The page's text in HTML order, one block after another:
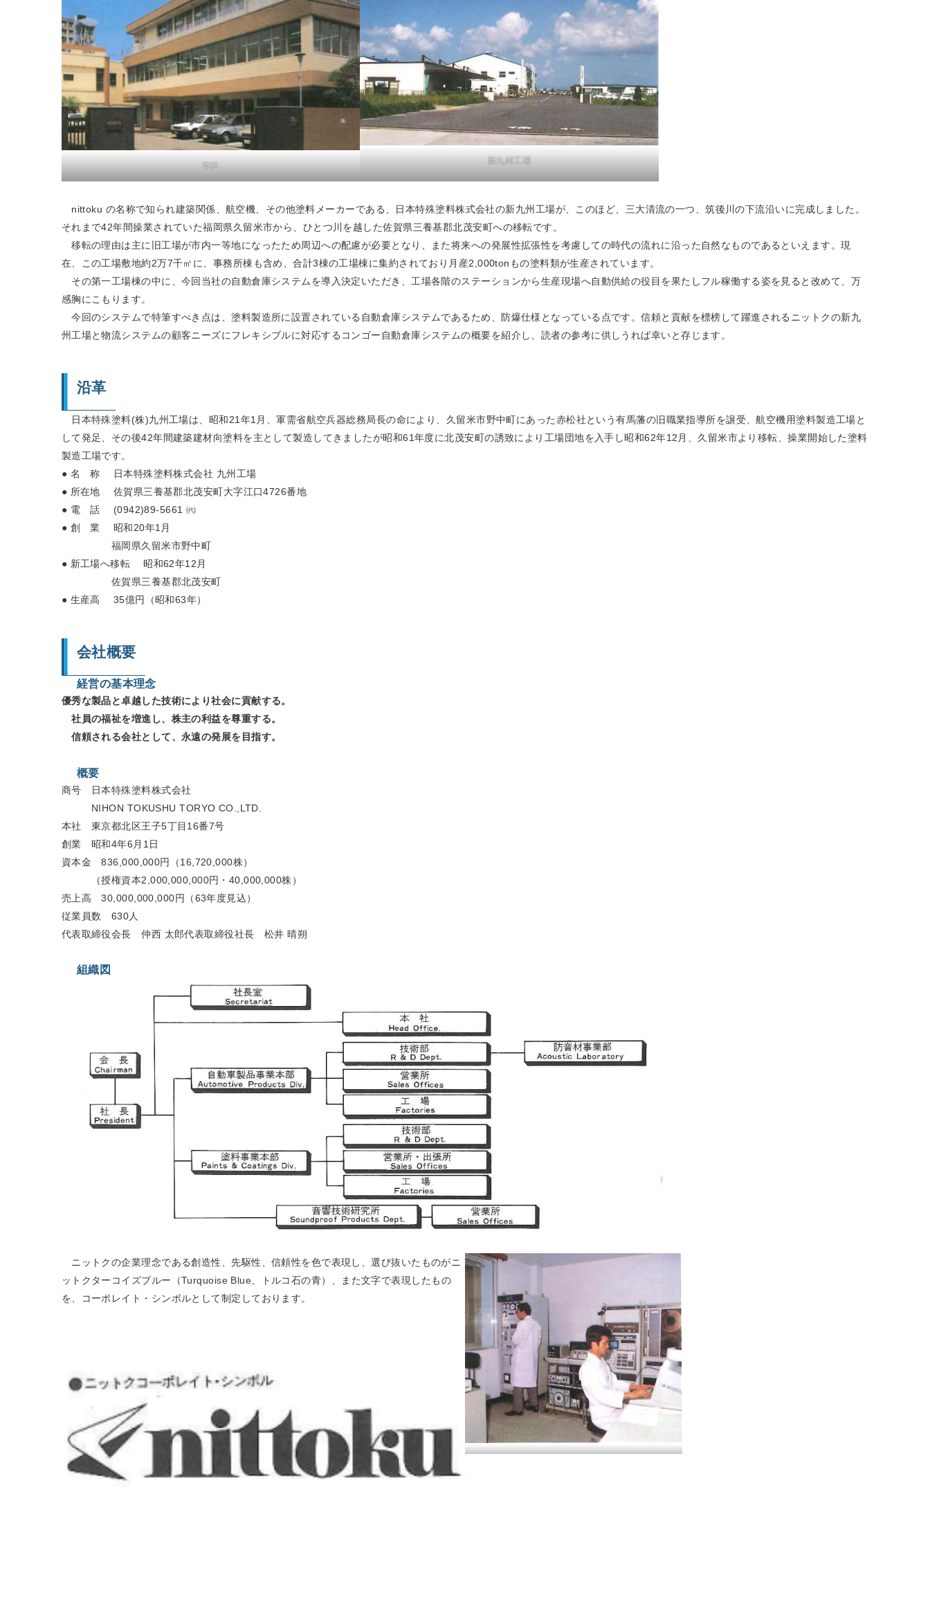
本社 新九州工場
nittoku の名称で知られ建築関係、航空機、その他塗料メーカーである、日本特殊塗料株式会社の新九州工場が、このほど、三大清流の一つ、筑後川の下流沿いに完成しました。
それまで42年間操業されていた福岡県久留米市から、ひとつ川を越した佐賀県三養基郡北茂安町への移転です。
移転の理由は主に旧工場が市内一等地になったため周辺への配慮が必要となり、また将来への発展性拡張性を考慮しての時代の流れに沿った自然なものであるといえます。現
在、この工場敷地約2万7千㎡に、事務所棟も含め、合計3棟の工場棟に集約されており月産2,000tonもの塗料類が生産されています。
その第一工場棟の中に、今回当社の自動倉庫システムを導入決定いただき、工場各階のステーションから生産現場へ自動供給の役目を果たしフル稼働する姿を見ると改めて、万
感胸にこもります。
今回のシステムで特筆すべき点は、塗料製造所に設置されている自動倉庫システムであるため、防爆仕様となっている点です。信頼と貢献を標榜して躍進されるニットクの新九
州工場と物流システムの顧客ニーズにフレキシブルに対応するコンゴー自動倉庫システムの概要を紹介し、読者の参考に供しうれば幸いと存じます。
沿革
日本特殊塗料(株)九州工場は、昭和21年1月、軍需省航空兵器総務局長の命により、久留米市野中町にあった赤松社という有馬藩の旧職業指導所を譲受、航空機用塗料製造工場と
して発足、その後42年間建築建材向塗料を主として製造してきましたが昭和61年度に北茂安町の誘致により工場団地を入手し昭和62年12月、久留米市より移転、操業開始した塗料
製造工場です。
● 名 称 日本特殊塗料株式会社 九州工場
● 所在地 佐賀県三養基郡北茂安町大字江口4726番地
● 電 話 (0942)89-5661 ㈹
● 創 業 昭和20年1月
福岡県久留米市野中町
● 新工場へ移転 昭和62年12月
佐賀県三養基郡北茂安町
● 生産高 35億円（昭和63年）
会社概要
経営の基本理念
優秀な製品と卓越した技術により社会に貢献する。
社員の福祉を増進し、株主の利益を尊重する。
信頼される会社として、永遠の発展を目指す。
概要
商号 日本特殊塗料株式会社
NIHON TOKUSHU TORYO CO.,LTD.
本社 東京都北区王子5丁目16番7号
創業 昭和4年6月1日
資本金 836,000,000円（16,720,000株）
（授権資本2,000,000,000円・40,000,000株）
売上高 30,000,000,000円（63年度見込）
従業員数 630人
代表取締役会長 仲西 太郎代表取締役社長 松井 晴朔
組織図
ニットクの企業理念である創造性、先駆性、信頼性を色で表現し、選び抜いたものがニ
ットクターコイズブルー（Turquoise Blue、トルコ石の青）、また文字で表現したもの
を、コーポレイト・シンボルとして制定しております。